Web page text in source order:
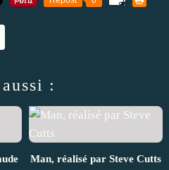
:
Man, réalisé par Steve Cutts